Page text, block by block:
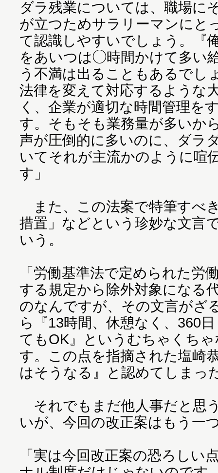
ダラ残業については、職場に
が立つためサラリーマンにと
て認識しやすいでしょう。『
をあいつは◯時間かけて多い
う不満は出ることもあるでし
法律を変えて対応するような
く、企業が適切な時間管理を
す。そもそも業務量が多いか
声が圧倒的に多いのに、ダラ
いてそれが主流かのように喧
す」
また、この法案で特筆すべ
措置」などという珍妙な文言
いう。
「労働基準法で定められた労
する規定から除外対象になる
のなんですが、その文言がざ
ら『13時間、休憩なく、360
てもOK』というむちゃくち
す。この点を指摘された塩崎
はそうなる』と認めてしまっ
それでもまだ他人事だと思
いが、今回の改正案はもう一
「実は今回改正案の恐ろしい